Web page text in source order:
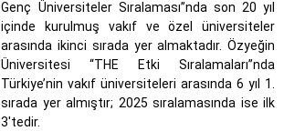
Genç Üniversiteler Sıralaması”nda son 20 yıl
içinde kurulmuş vakıf ve özel üniversiteler
arasında ikinci sırada yer almaktadır. Özyeğin
Üniversitesi “THE Etki Sıralamaları”nda
Türkiye’nin vakıf üniversiteleri arasında 6 yıl 1.
sırada yer almıştır; 2025 sıralamasında ise ilk
3'tedir.